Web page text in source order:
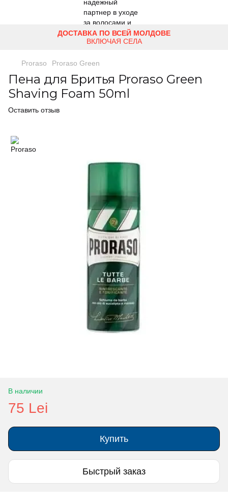
ДОСТАВКА ПО ВСЕЙ МОЛДОВЕ
ВКЛЮЧАЯ СЕЛА
Proraso Proraso Green
Пена для Бритья Proraso Green
Shaving Foam 50ml
Оставить отзыв
В наличии
75 Lei
Купить
Быстрый заказ